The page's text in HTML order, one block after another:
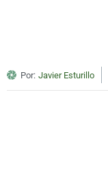
Por: Javier Esturillo